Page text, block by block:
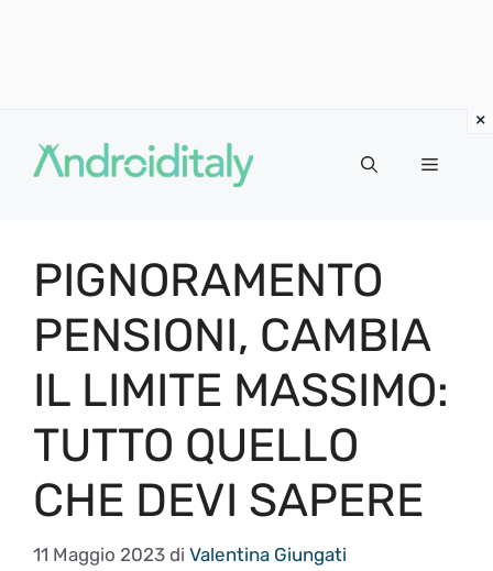
contenuto
MENU
PIGNORAMENTO
PENSIONI, CAMBIA
IL LIMITE MASSIMO:
TUTTO QUELLO
CHE DEVI SAPERE
11 Maggio 2023 di Valentina Giungati